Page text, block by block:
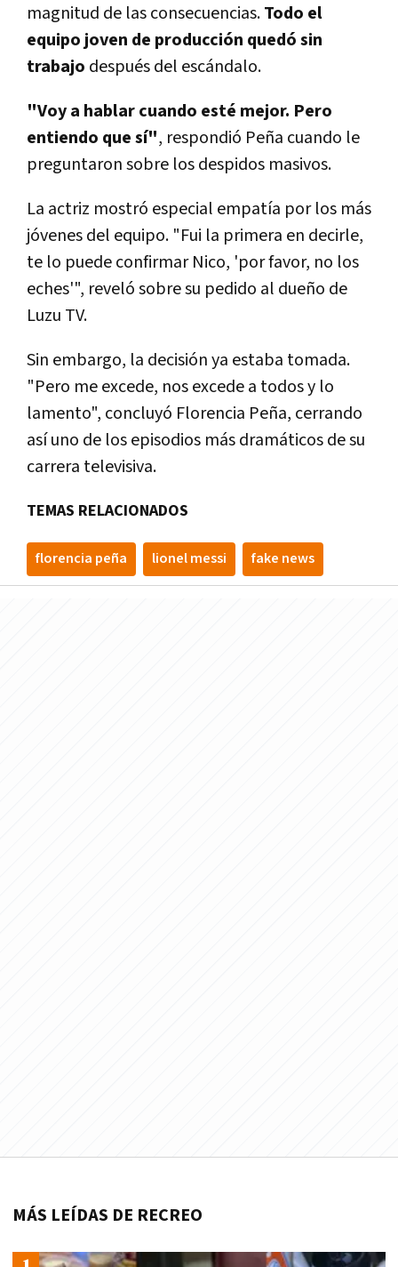
magnitud de las consecuencias.Todo el
equipo joven de producción quedó sin
trabajo después del escándalo.
"Voy a hablar cuando esté mejor. Pero
entiendo que sí", respondió Peña cuando le
preguntaron sobre los despidos masivos.
La actriz mostró especial empatía por los más
jóvenes del equipo. "Fui la primera en decirle,
te lo puede confirmar Nico, 'por favor, no los
eches'", reveló sobre su pedido al dueño de
Luzu TV.
Sin embargo, la decisión ya estaba tomada.
"Pero me excede, nos excede a todos y lo
lamento", concluyó Florencia Peña, cerrando
así uno de los episodios más dramáticos de su
carrera televisiva.
TEMAS RELACIONADOS
florencia peña lionel messi fake news
MÁS LEÍDAS DE RECREO